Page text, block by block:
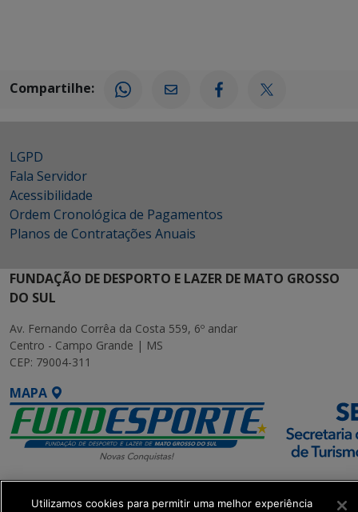
Compartilhe:
LGPD
Fala Servidor
Acessibilidade
Ordem Cronológica de Pagamentos
Planos de Contratações Anuais
FUNDAÇÃO DE DESPORTO E LAZER DE MATO GROSSO
DO SUL
Av. Fernando Corrêa da Costa 559, 6º andar
Centro - Campo Grande | MS
CEP: 79004-311
MAPA
Utilizamos cookies para permitir uma melhor experiência